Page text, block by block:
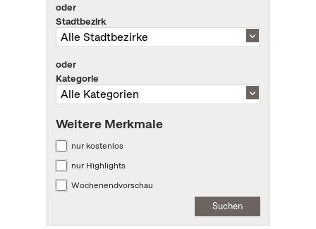
oder
Stadtbezirk
oder
Kategorie
Weitere Merkmale
nur kostenlos
nur Highlights
Wochenendvorschau
Suchen